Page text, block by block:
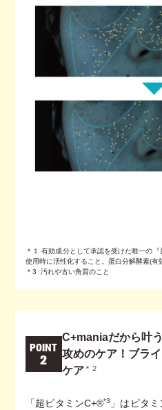
＊１ 有効成分として承認を受けた唯一の
使用時に活性化すること。蛋白分解酵素(有
＊3 汚れや古い角質のこと
POINT
2
C+maniaだから叶う
攻めのケア！ブラ
ケア＊２
「超ビタミンC+®*3 」はビタ